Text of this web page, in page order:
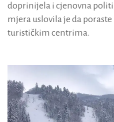
doprinijela i cjenovna
mjera uslovila je da
turističkim centrima.